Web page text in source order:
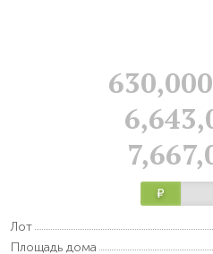
Р
Лот
Площадь дома